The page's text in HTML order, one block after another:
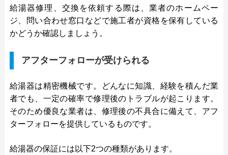
給湯器修理、交換を依頼する際は、業者のホームペー
ジ、問い合わせ窓口などで施工者が資格を保有している
かどうか確認しましょう。
アフターフォローが受けられる
給湯器は精密機械です。どんなに知識、経験を積んだ業
者でも、一定の確率で修理後のトラブルが起こります。
そのため優良な業者は、修理後の不具合に備えて、アフ
ターフォローを提供しているものです。
給湯器の保証には以下2つの種類があります。